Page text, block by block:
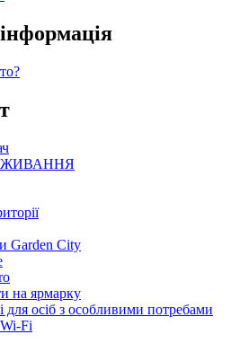
Garden City
на ярмарку
для осіб з особливими потребами
Fi